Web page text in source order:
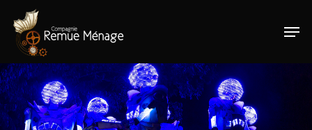
Hit enter to search or ESC to close